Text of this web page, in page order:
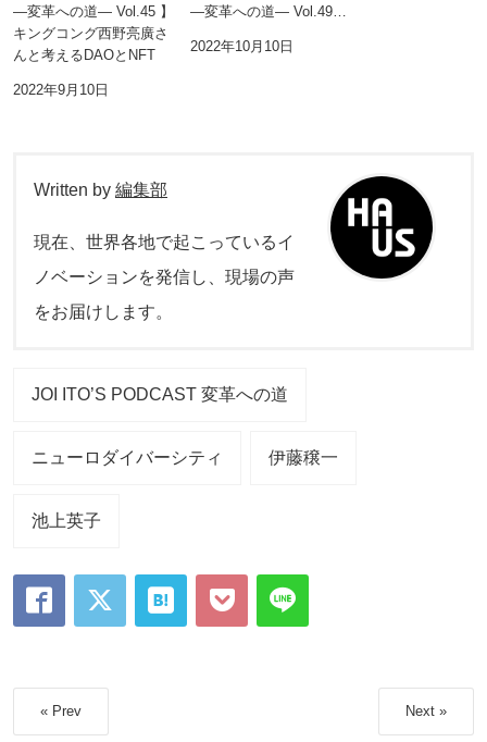
―変革への道― Vol.45 】
キングコング西野亮廣さ
んと考えるDAOとNFT
2022年9月10日
―変革への道― Vol.49…
2022年10月10日
Written by 編集部
現在、世界各地で起こっているイ
ノベーションを発信し、現場の声
をお届けします。
JOI ITO’S PODCAST 変革への道
ニューロダイバーシティ 伊藤穣一
池上英子
« Prev Next »